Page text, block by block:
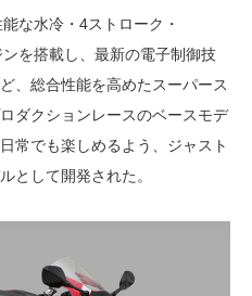
な水冷・4ストローク・
を搭載し、最新の電子制御技
、総合性能を高めたスーパース
ダクションレースのベースモデ
常でも楽しめるよう、ジャスト
として開発された。